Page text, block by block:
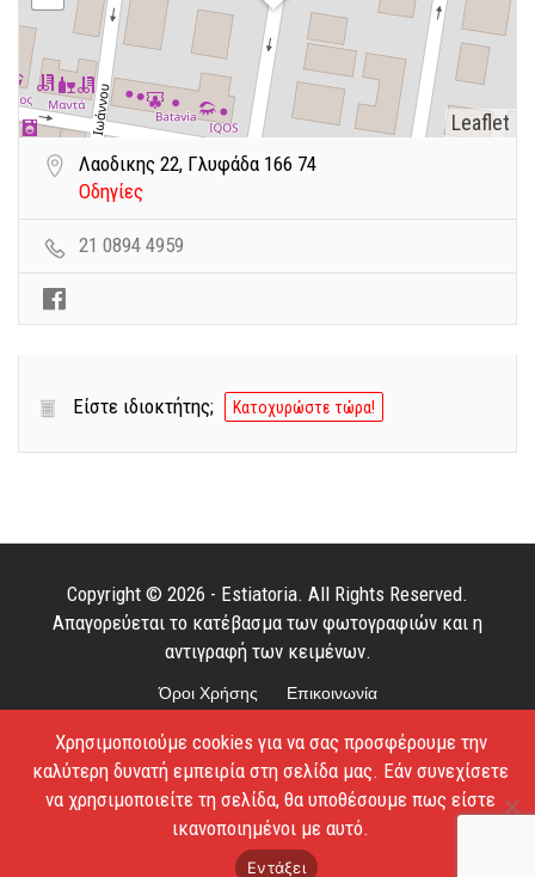
Leaflet
Λαοδικης 22, Γλυφάδα 166 74
Οδηγίες
21 0894 4959
Είστε ιδιοκτήτης; Κατοχυρώστε τώρα!
Copyright © 2026 - Estiatoria. All Rights Reserved.
Απαγορεύεται το κατέβασμα των φωτογραφιών και η
αντιγραφή των κειμένων.
Όροι Χρήσης Επικοινωνία
Χρησιμοποιούμε cookies για να σας προσφέρουμε την
καλύτερη δυνατή εμπειρία στη σελίδα μας. Εάν συνεχίσετε
να χρησιμοποιείτε τη σελίδα, θα υποθέσουμε πως είστε
ικανοποιημένοι με αυτό.
Εντάξει